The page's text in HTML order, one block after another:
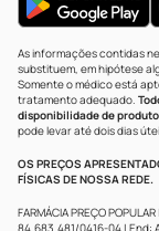
As informações contidas
substituem, em hipótese
Somente o médico está
tratamento adequado.
disponibilidade de
pode levar até dois dias
OS PREÇOS
FÍSICAS DE NOSSA REDE.
FARMÁCIA PREÇO
84.683.481/0416-04 | End: